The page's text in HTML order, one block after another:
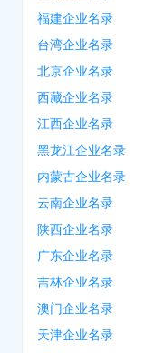
福建企业名录
台湾企业名录
北京企业名录
西藏企业名录
江西企业名录
黑龙江企业名录
内蒙古企业名录
云南企业名录
陕西企业名录
广东企业名录
吉林企业名录
澳门企业名录
天津企业名录